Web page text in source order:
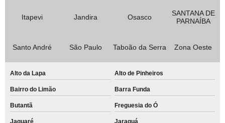
Itapevi Jandira Osasco
SANTANA DE
PARNAÍBA
Santo André São Paulo Taboão da Serra Zona Oeste
Alto da Lapa Alto de Pinheiros
Bairro do Limão Barra Funda
Butantã Freguesia do Ó
Jaguaré Jaraguá